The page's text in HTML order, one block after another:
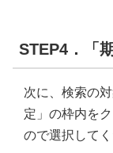
STEP4．「
次に、検索の
定」の枠内を
ので選択してく